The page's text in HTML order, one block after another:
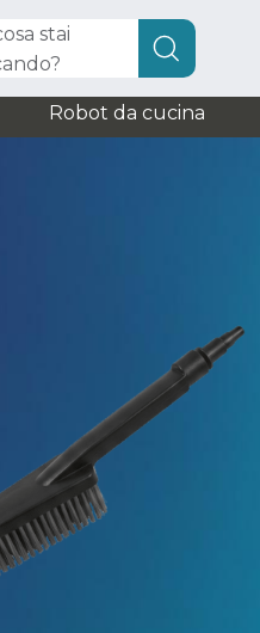
stai
Robot da cucina